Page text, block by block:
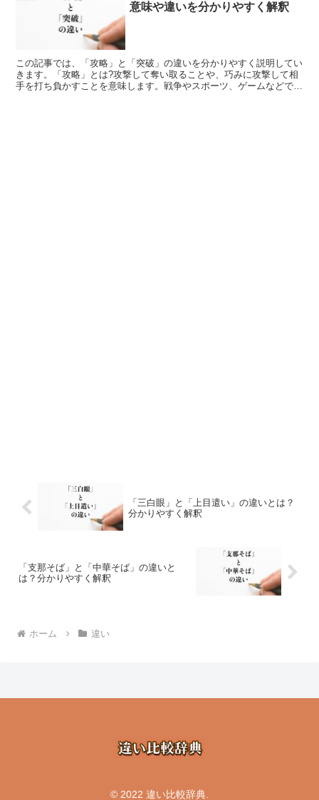
意味や違いを分かりやすく解釈
この記事では、「攻略」と「突破」の違いを分かりやすく説明してい
きます。「攻略」とは?攻撃して奪い取ることや、巧みに攻撃して相
手を打ち負かすことを意味します。戦争やスポーツ、ゲームなどで使
「三白眼」と「上目遣い」の違いとは？
分かりやすく解釈
「支那そば」と「中華そば」の違いと
は？分かりやすく解釈
ホーム 違い
© 2022 違い比較辞典.